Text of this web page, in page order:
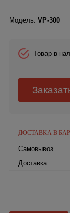
Модель: VP-300
Товар в
ДОСТАВКА В
Самовывоз
Доставка